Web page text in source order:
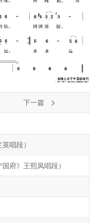
下一篇
唱段）
府》王熙凤唱段）